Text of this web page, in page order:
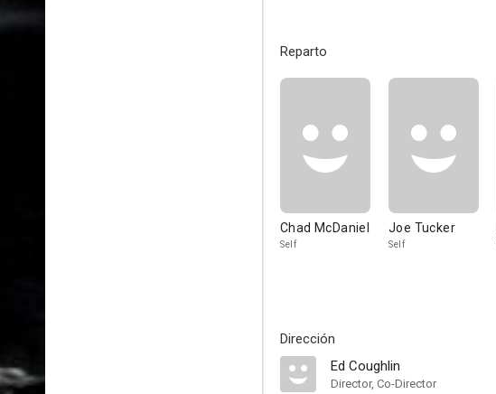
Reparto
Chad McDaniel
Self
Joe Tucker
Self
Dirección
Ed Coughlin
Director, Co-Director